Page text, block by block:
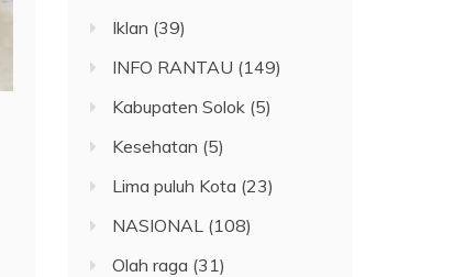
Iklan (39)
INFO RANTAU (149)
Kabupaten Solok (5)
Kesehatan (5)
Lima puluh Kota (23)
NASIONAL (108)
Olah raga (31)